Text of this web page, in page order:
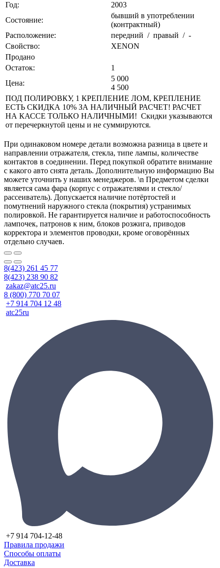
Год:
2003
Состояние:
бывший в употреблении
(контрактный)
Расположение:
передний / правый / -
Свойство:
XENON
Продано
Остаток:
1
Цена:
5 000
4 500
ПОД ПОЛИРОВКУ, 1 КРЕПЛЕНИЕ ЛОМ, КРЕПЛЕНИЕ
ЕСТЬ СКИДКА 10% ЗА НАЛИЧНЫЙ РАСЧЕТ! РАСЧЕТ
НА КАССЕ ТОЛЬКО НАЛИЧНЫМИ! Скидки указываются
от перечеркнутой цены и не суммируются.
При одинаковом номере детали возможна разница в цвете и
направлении отражателя, стекла, типе лампы, количестве
контактов в соединении. Перед покупкой обратите внимание
с какого авто снята деталь. Дополнительную информацию Вы
можете уточнить у наших менеджеров. \n Предметом сделки
является сама фара (корпус с отражателями и стекло/
рассеиватель). Допускается наличие потёртостей и
помутнений наружного стекла (покрытия) устранимых
полировкой. Не гарантируется наличие и работоспособность
лампочек, патронов к ним, блоков розжига, приводов
корректора и элементов проводки, кроме оговорённых
отдельно случаев.
8(423) 261 45 77
8(423) 238 90 82
zakaz@atc25.ru
8 (800) 770 70 07
+7 914 704 12 48
atc25ru
+7 914 704-12-48
Правила продажи
Способы оплаты
Доставка